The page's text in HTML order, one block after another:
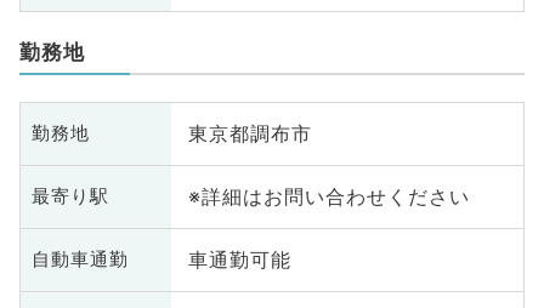
勤務地
勤務地 東京都調布市
最寄り駅 ※詳細はお問い合わせください
自動車通勤 車通勤可能